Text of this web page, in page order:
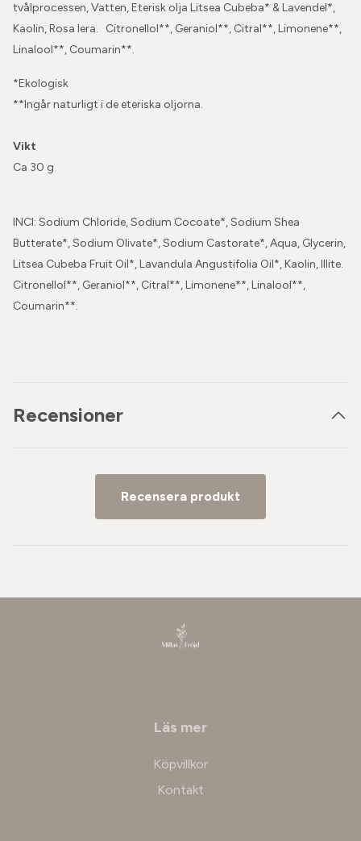
tvålprocessen, Vatten, Eterisk olja Litsea Cubeba* & Lavendel*,
Kaolin, Rosa lera. Citronellol**, Geraniol**, Citral**, Limonene**,
Linalool**, Coumarin**.
*Ekologisk
**Ingår naturligt i de eteriska oljorna.
Vikt
Ca 30 g
INCI: Sodium Chloride, Sodium Cocoate*, Sodium Shea
Butterate*, Sodium Olivate*, Sodium Castorate*, Aqua, Glycerin,
Litsea Cubeba Fruit Oil*, Lavandula Angustifolia Oil*, Kaolin, Illite.
Citronellol**, Geraniol**, Citral**, Limonene**, Linalool**,
Coumarin**.
Recensioner
Recensera produkt
Läs mer
Köpvillkor
Kontakt